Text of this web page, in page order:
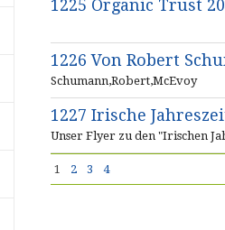
1225 Organic Trust
1226 Von Robert
Schumann,Robert,McEvoy
1227 Irische
Unser Flyer zu den "Irischen
1 2 3 4